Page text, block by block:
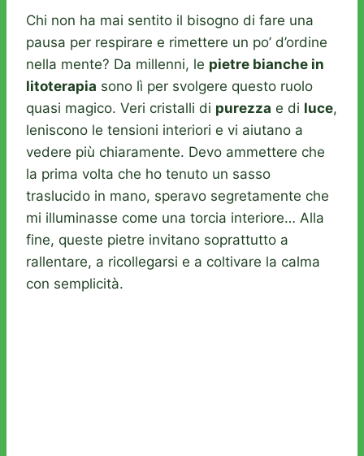
Chi non ha mai sentito il bisogno di fare una
pausa per respirare e rimettere un po’ d’ordine
nella mente? Da millenni, le pietre bianche in
litoterapia sono lì per svolgere questo ruolo
quasi magico. Veri cristalli di purezza e di luce,
leniscono le tensioni interiori e vi aiutano a
vedere più chiaramente. Devo ammettere che
la prima volta che ho tenuto un sasso
traslucido in mano, speravo segretamente che
mi illuminasse come una torcia interiore… Alla
fine, queste pietre invitano soprattutto a
rallentare, a ricollegarsi e a coltivare la calma
con semplicità.